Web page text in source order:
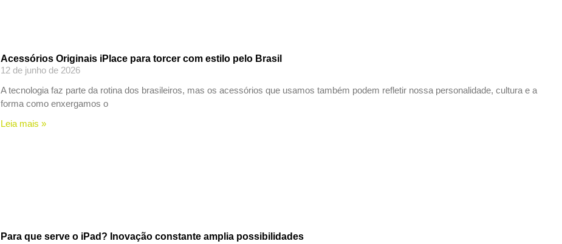
Acessórios Originais iPlace para torcer com estilo pelo Brasil
12 de junho de 2026
A tecnologia faz parte da rotina dos brasileiros, mas os acessórios que usamos também podem refletir nossa personalidade, cultura e a
forma como enxergamos o
Leia mais »
Para que serve o iPad? Inovação constante amplia possibilidades